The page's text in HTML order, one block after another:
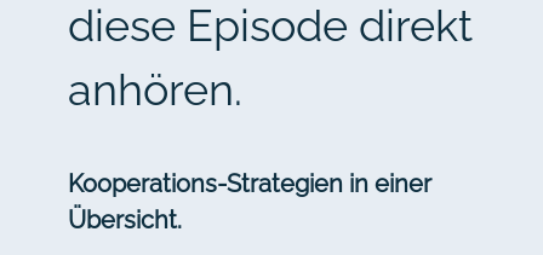
diese Episode direkt
anhören.
Kooperations-Strategien in einer
Übersicht.